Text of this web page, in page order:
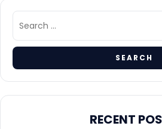
RECENT